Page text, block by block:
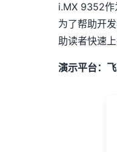
i.MX 9352作
为了帮助开
助读者快速
演示平台：